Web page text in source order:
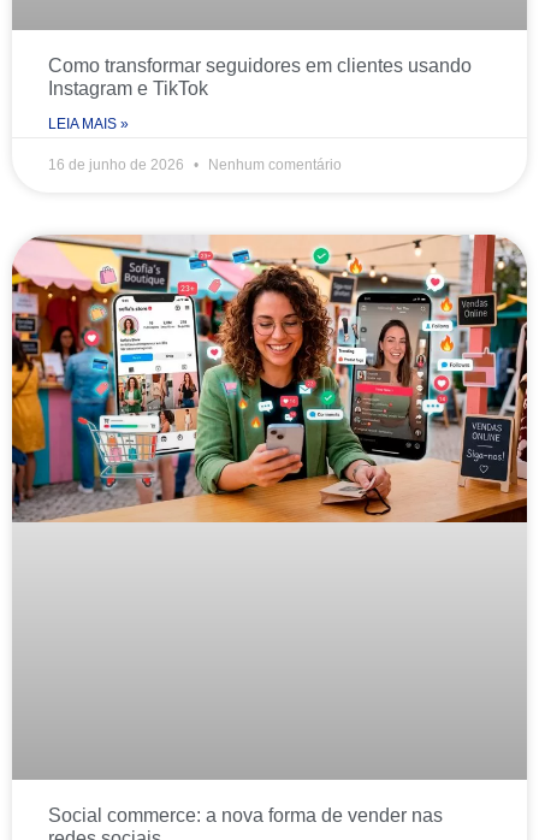
Como transformar seguidores em clientes usando
Instagram e TikTok
LEIA MAIS »
16 de junho de 2026 Nenhum comentário
Social commerce: a nova forma de vender nas